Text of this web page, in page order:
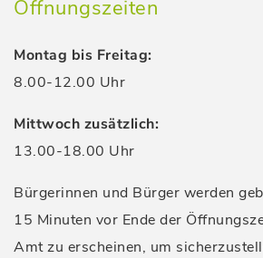
Öffnungszeiten
Montag bis Freitag:
8.00-12.00 Uhr
Mittwoch zusätzlich:
13.00-18.00 Uhr
Bürgerinnen und Bürger werden
15 Minuten vor Ende der
Amt zu erscheinen, um